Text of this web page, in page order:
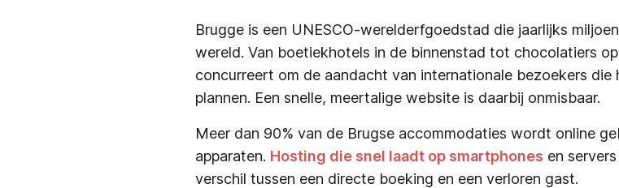
Brugge is een UNESCO-werelderfgoedstad die jaarlijks
wereld. Van boetiekhotels in de binnenstad tot chocolatiers
concurreert om de aandacht van internationale bezoekers die
plannen. Een snelle, meertalige website is daarbij onmisbaar.
Meer dan 90% van de Brugse accommodaties wordt online
apparaten. Hosting die snel laadt op smartphones en
verschil tussen een directe boeking en een verloren gast.